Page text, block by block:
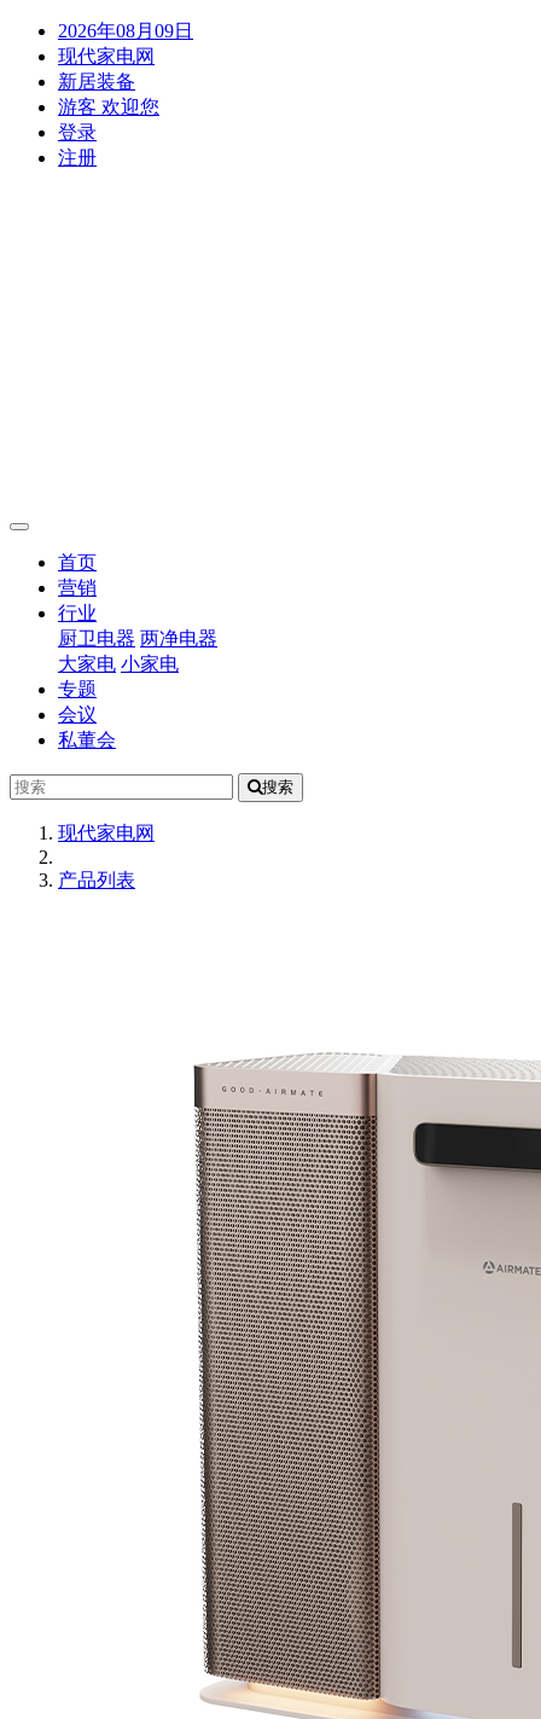
2026年08月09日
现代家电网
新居装备
游客 欢迎您
登录
注册
首页(current)
营销
行业
厨卫电器 两净电器
大家电 小家电
专题
会议
私董会
搜索
现代家电网
产品列表